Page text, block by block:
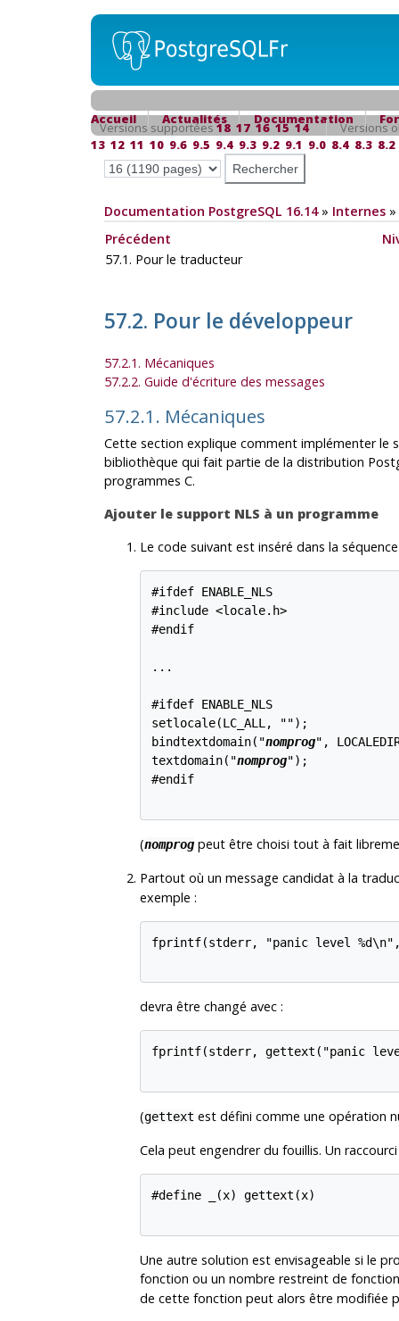
Accueil Actualités Documentation
Versions supportées18 17 16 15 14
Versions
13 12 11 10 9.6 9.5 9.4 9.3 9.2 9.1 9.0 8.4 8.3 8.2
Documentation PostgreSQL 16.14» Internes»
Précédent
57.1. Pour le traducteur
57.2. Pour le développeur
57.2.1. Mécaniques
57.2.2. Guide d'écriture des messages
57.2.1. Mécaniques
Cette section explique comment implémenter le
bibliothèque qui fait partie de la distribution
programmes C.
Ajouter le support NLS à un programme
Le code suivant est inséré dans la
#ifdef ENABLE_NLS
#include <locale.h>
#endif
...
#ifdef ENABLE_NLS
setlocale(LC_ALL, "");
bindtextdomain("nomprog",
textdomain("nomprog");
#endif
(nomprogpeut être choisi tout à fait
Partout où un message candidat à la
exemple :
fprintf(stderr, "panic level
devra être changé avec :
fprintf(stderr, gettext("panic
(gettext est défini comme une opération
Cela peut engendrer du fouillis. Un
#define _(x) gettext(x)
Une autre solution est envisageable si le
fonction ou un nombre restreint de
de cette fonction peut alors être modifiée